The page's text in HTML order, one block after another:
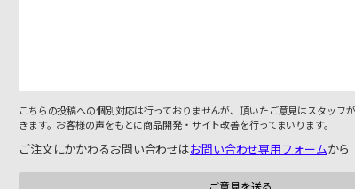
こちらの投稿への個別対応は行っておりませんが、頂いたご意見はスタッフ
きます。お客様の声をもとに商品開発・サイト改善を行ってまいります。
ご注文にかかわるお問い合わせはお問い合わせ専用フォームから